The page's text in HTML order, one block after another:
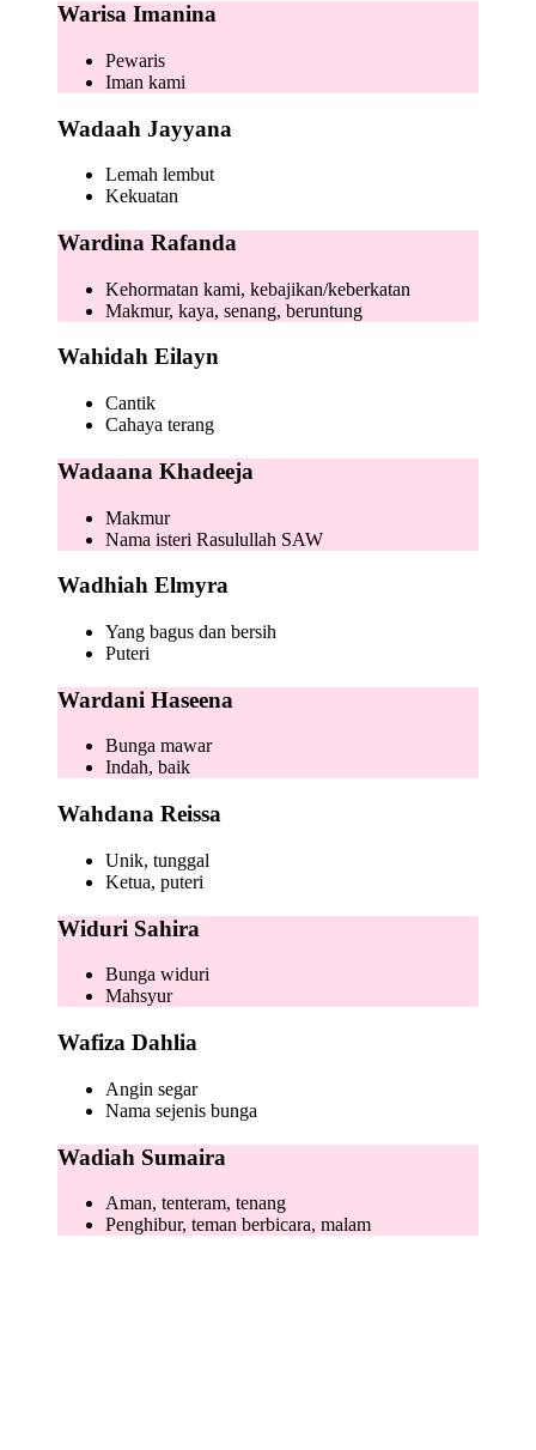
Warisa Imanina
Pewaris
Iman kami
Wadaah Jayyana
Lemah lembut
Kekuatan
Wardina Rafanda
Kehormatan kami, kebajikan/keberkatan
Makmur, kaya, senang, beruntung
Wahidah Eilayn
Cantik
Cahaya terang
Wadaana Khadeeja
Makmur
Nama isteri Rasulullah SAW
Wadhiah Elmyra
Yang bagus dan bersih
Puteri
Wardani Haseena
Bunga mawar
Indah, baik
Wahdana Reissa
Unik, tunggal
Ketua, puteri
Widuri Sahira
Bunga widuri
Mahsyur
Wafiza Dahlia
Angin segar
Nama sejenis bunga
Wadiah Sumaira
Aman, tenteram, tenang
Penghibur, teman berbicara, malam